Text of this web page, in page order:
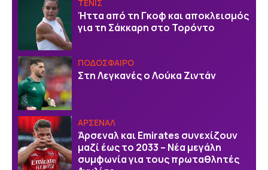
ΤΕΝΙΣ
Ήττα από τη Γκοφ και αποκλεισμός
για τη Σάκκαρη στο Τορόντο
ΠΟΔΟΣΦΑΙΡΟ
Στη Λεγκανές ο Λούκα Ζιντάν
ΑΡΣΕΝΑΛ
Άρσεναλ και Emirates συνεχίζουν
μαζί έως το 2033 – Νέα μεγάλη
συμφωνία για τους πρωταθλητές